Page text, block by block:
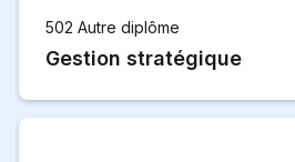
502 Autre diplôme
Gestion stratégique